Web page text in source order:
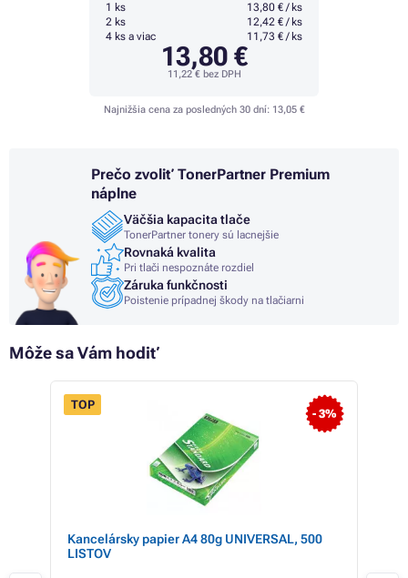
1 ks
13,80 € / ks
2 ks
12,42 € / ks
4 ks a viac
11,73 € / ks
13,80 €
11,22 €bez DPH
Najnižšia cena za posledných 30 dní: 13,05 €
Prečo zvoliť TonerPartner Premium
náplne
Väčšia kapacita tlače
TonerPartner tonery sú lacnejšie
Rovnaká kvalita
Pri tlači nespoznáte rozdiel
Záruka funkčnosti
Poistenie prípadnej škody na tlačiarni
Môže sa Vám hodiť
- 3%
TOP
Kancelársky papier A4 80g UNIVERSAL, 500
LISTOV